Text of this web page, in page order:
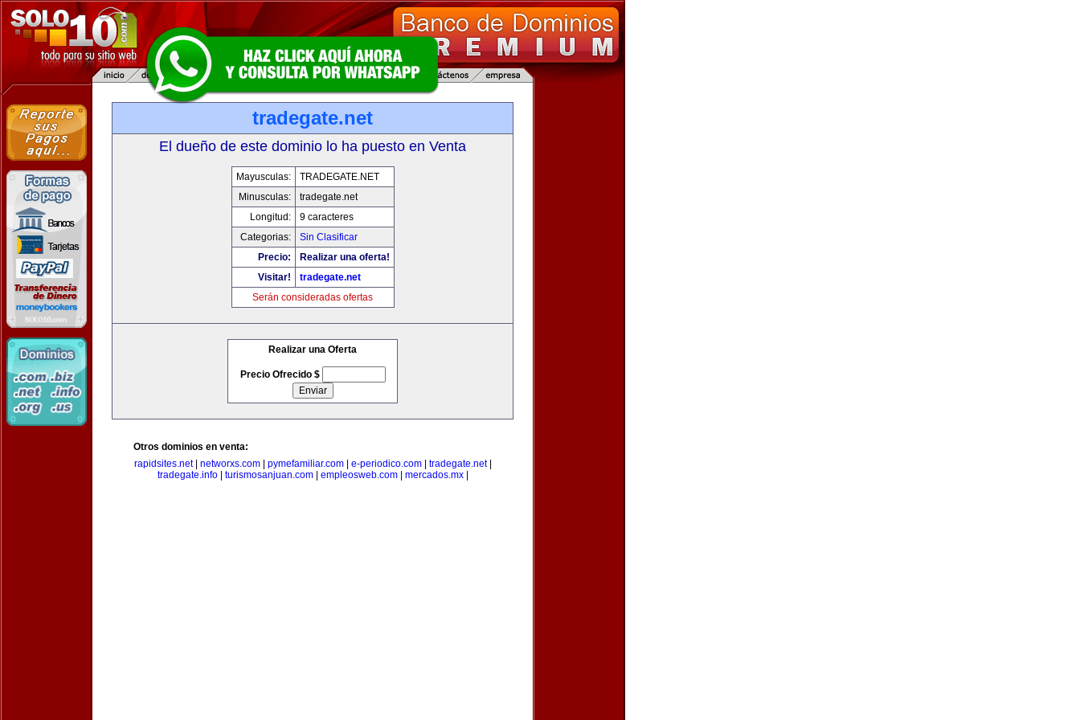
tradegate.net
El dueño de este dominio lo ha puesto en Venta
Mayusculas:
TRADEGATE.NET
Minusculas:
tradegate.net
Longitud:
9 caracteres
Categorias:
Sin Clasificar
Precio:
Realizar una oferta!
Visitar!
tradegate.net
Serán consideradas ofertas
Realizar una Oferta
Precio Ofrecido $
Otros dominios en venta:
rapidsites.net| networxs.com| pymefamiliar.com| e-periodico.com| tradegate.net|
tradegate.info| turismosanjuan.com| empleosweb.com| mercados.mx|